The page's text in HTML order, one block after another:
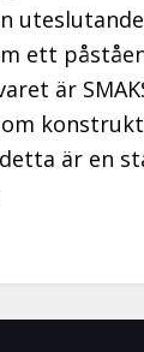
ett
är
är en